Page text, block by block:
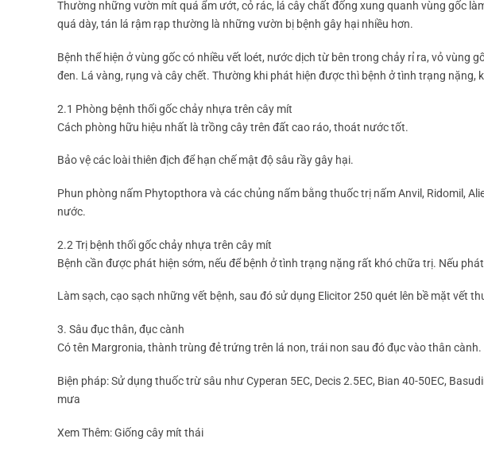
Thường những vườn mít quá ẩm ướt, cỏ rác, lá cây chất đống xung quanh vùng gốc
quá dày, tán lá rậm rạp thường là những vườn bị bệnh gây hại nhiều hơn.
Bệnh thể hiện ở vùng gốc có nhiều vết loét, nước dịch từ bên trong chảy rỉ ra, vỏ vùng
đen. Lá vàng, rụng và cây chết. Thường khi phát hiện được thì bệnh ở tình trạng nặng,
2.1 Phòng bệnh thối gốc chảy nhựa trên cây mít
Cách phòng hữu hiệu nhất là trồng cây trên đất cao ráo, thoát nước tốt.
Bảo vệ các loài thiên địch để hạn chế mật độ sâu rầy gây hại.
Phun phòng nấm Phytopthora và các chủng nấm bằng thuốc trị nấm Anvil, Ridomil,
nước.
2.2 Trị bệnh thối gốc chảy nhựa trên cây mít
Bệnh cần được phát hiện sớm, nếu để bệnh ở tình trạng nặng rất khó chữa trị. Nếu
Làm sạch, cạo sạch những vết bệnh, sau đó sử dụng Elicitor 250 quét lên bề mặt vết
3. Sâu đục thân, đục cành
Có tên Margronia, thành trùng đẻ trứng trên lá non, trái non sau đó đục vào thân cành.
Biện pháp: Sử dụng thuốc trừ sâu như Cyperan 5EC, Decis 2.5EC, Bian 40-50EC,
mưa
Xem Thêm: Giống cây mít thái